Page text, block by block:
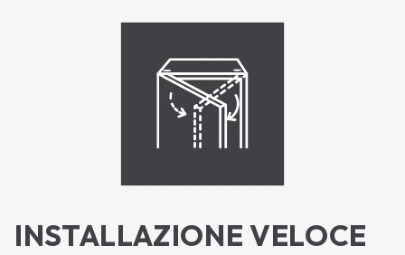
INSTALLAZIONE VELOCE